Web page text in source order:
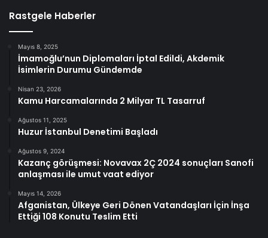
Rastgele Haberler
Mayıs 8, 2025
İmamoğlu’nun Diplomaları İptal Edildi, Akdemik
İsimlerin Durumu Gündemde
Nisan 23, 2026
Kamu Harcamalarında 2 Milyar TL Tasarruf
Ağustos 11, 2025
Huzur İstanbul Denetimi Başladı
Ağustos 9, 2024
Kazanç görüşmesi: Novavax 2Ç 2024 sonuçları Sanofi
anlaşması ile umut vaat ediyor
Mayıs 14, 2026
Afganistan, Ülkeye Geri Dönen Vatandaşları İçin İnşa
Ettiği 108 Konutu Teslim Etti